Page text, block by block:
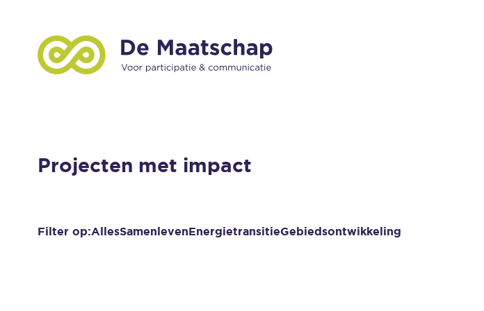
Projecten met impact
Filter op:AllesSamenlevenEnergietransitieGebiedsontwikkeling